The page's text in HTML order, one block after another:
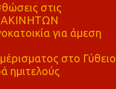
στις
ΑΚΙΝΗΤΩΝ
για άμεση
στο Γύθειο
ημιτελούς